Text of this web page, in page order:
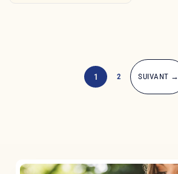
1 2 SUIVANT →